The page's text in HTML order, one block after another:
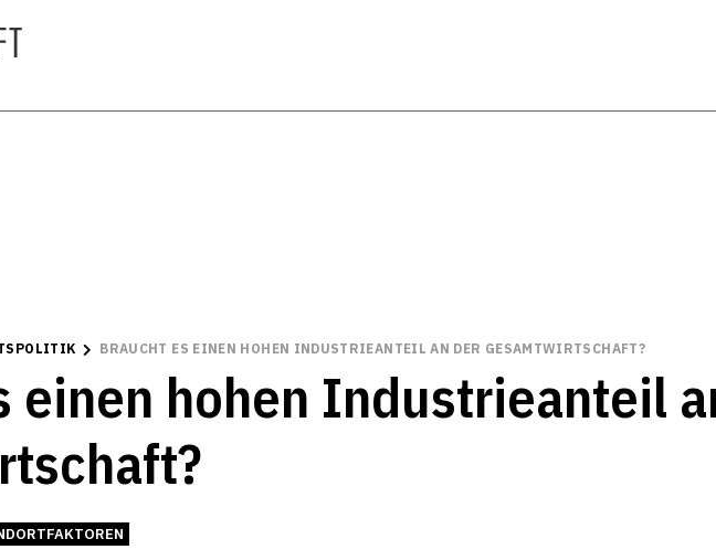
BRAUCHT ES EINEN HOHEN INDUSTRIEANTEIL AN DER GESAMTWIRTSCHAFT?
einen hohen Industrieanteil